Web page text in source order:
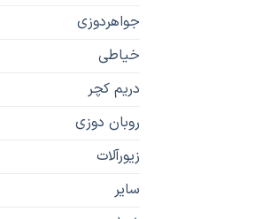
جواهردوزی
خیاطی
دریم کچر
روبان دوزی
زیورآلات
سایر